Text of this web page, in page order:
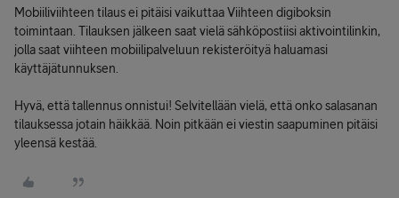
Mobiiliviihteen tilaus ei pitäisi vaikuttaa Viihteen digiboksin
toimintaan. Tilauksen jälkeen saat vielä sähköpostiisi aktivointilinkin,
jolla saat viihteen mobiilipalveluun rekisteröityä haluamasi
käyttäjätunnuksen.
Hyvä, että tallennus onnistui! Selvitellään vielä, että onko salasanan
tilauksessa jotain häikkää. Noin pitkään ei viestin saapuminen pitäisi
yleensä kestää.